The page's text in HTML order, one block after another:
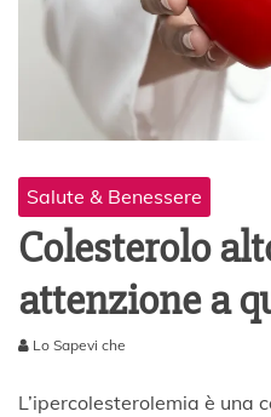
Salute & Benessere
Colesterolo
attenzione a
A
Lo Sapevi che
L’ipercolesterolemia è una